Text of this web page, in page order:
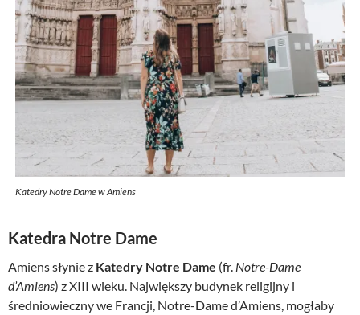
Katedry Notre Dame w Amiens
Katedra Notre Dame
Amiens słynie z Katedry Notre Dame (fr. Notre-Dame
d’Amiens) z XIII wieku. Największy budynek religijny i
średniowieczny we Francji, Notre-Dame d’Amiens, mogłaby